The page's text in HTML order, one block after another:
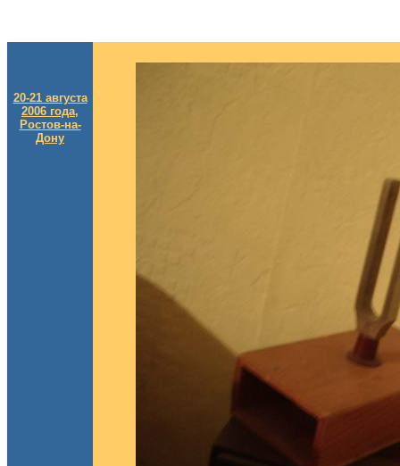
20-21 августа
2006 года,
Ростов-на-
Дону